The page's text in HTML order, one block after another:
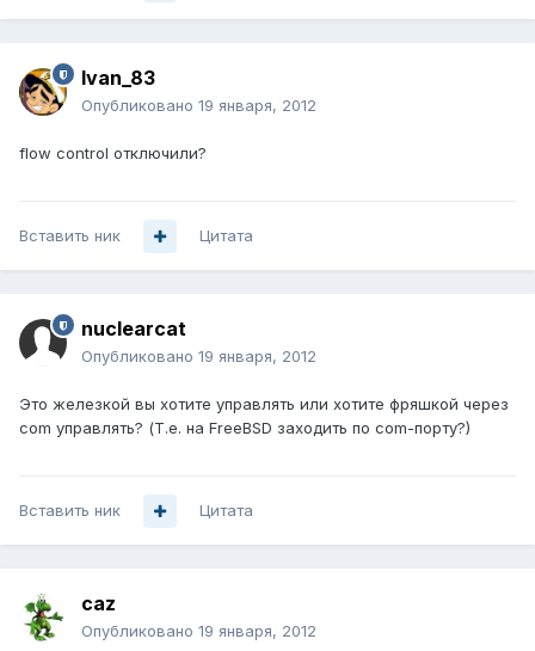
Ivan_83
Опубликовано 19 января, 2012
flow control отключили?
Вставить ник Цитата
nuclearcat
Опубликовано 19 января, 2012
Это железкой вы хотите управлять или хотите фряшкой через
com управлять? (Т.е. на FreeBSD заходить по com-порту?)
Вставить ник Цитата
caz
Опубликовано 19 января, 2012